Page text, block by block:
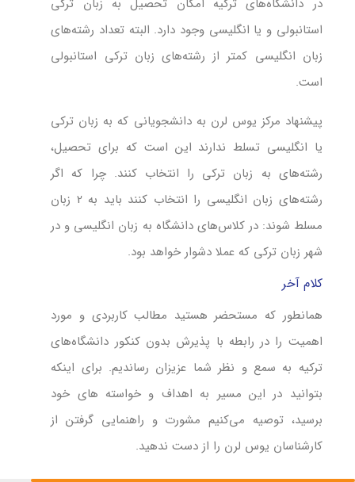
در دانشگاه‌های ترکیه امکان تحصیل به زبان ترکی
استانبولی و یا انگلیسی وجود دارد. البته تعداد رشته‌های
زبان انگلیسی کمتر از رشته‌های زبان ترکی استانبولی
است.
پیشنهاد مرکز یوس لرن به دانشجویانی که به زبان ترکی
یا انگلیسی تسلط ندارند این است که برای تحصیل،
رشته‌های به زبان ترکی را انتخاب کنند. چرا که اگر
رشته‌های زبان انگلیسی را انتخاب کنند باید به 2 زبان
مسلط شوند: در کلاس‌های دانشگاه به زبان انگلیسی و در
شهر زبان ترکی که عملا دشوار خواهد بود.
کلام آخر
همانطور که مستحضر هستید مطالب کاربردی و مورد
اهمیت را در رابطه با پذیرش بدون کنکور دانشگاه‌‌های
ترکیه به سمع و نظر شما عزیزان رساندیم. برای‌ اینکه
بتوانید در این مسیر به اهداف و خواسته‌ های خود
برسید، توصیه می‌‌کنیم مشورت و راهنمایی گرفتن از
کارشناسان یوس لرن را از دست ندهید.